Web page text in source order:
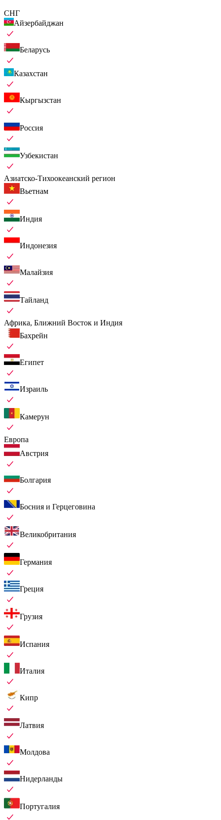
СНГ
Айзербайджан
Беларусь
Казахстан
Кыргызстан
Россия
Узбекистан
Азиатско-Тихоокеанский регион
Вьетнам
Индия
Индонезия
Малайзия
Тайланд
Африка, Ближний Восток и Индия
Бахрейн
Египет
Израиль
Камерун
Европа
Австрия
Болгария
Босния и Герцеговина
Великобритания
Германия
Греция
Грузия
Испания
Италия
Кипр
Латвия
Молдова
Нидерланды
Португалия